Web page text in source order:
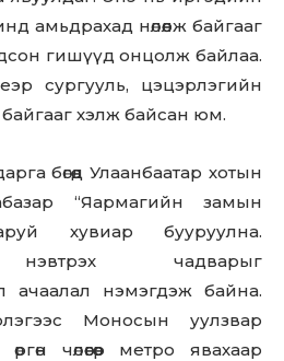
амьдрахад нөлөөлж байгааг
гишүүд онцолж байлаа.
сургууль, цэцэрлэгийн
хэлж байсан юм.
бөгөөд Улаанбаатар хотын
“Яармагийн замын
хувиар бууруулна.
нэвтрэх чадварыг
ачаалал нэмэгдэж байна.
Моносын уулзвар
чөлөөгөөр метро явахаар